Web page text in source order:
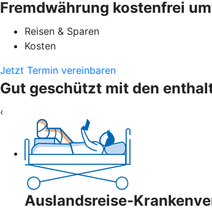
Fremdwährung kostenfrei
Reisen & Sparen
Kosten
Jetzt Termin vereinbaren
Gut geschützt mit den
‹
Auslandsreise-